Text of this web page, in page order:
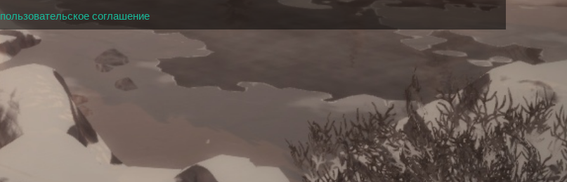
пользовательское соглашение